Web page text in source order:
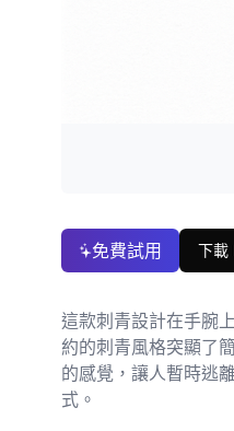
免費試用 下載
這款刺青設計在手腕
約的刺青風格突顯了
的感覺，讓人暫時逃
式。